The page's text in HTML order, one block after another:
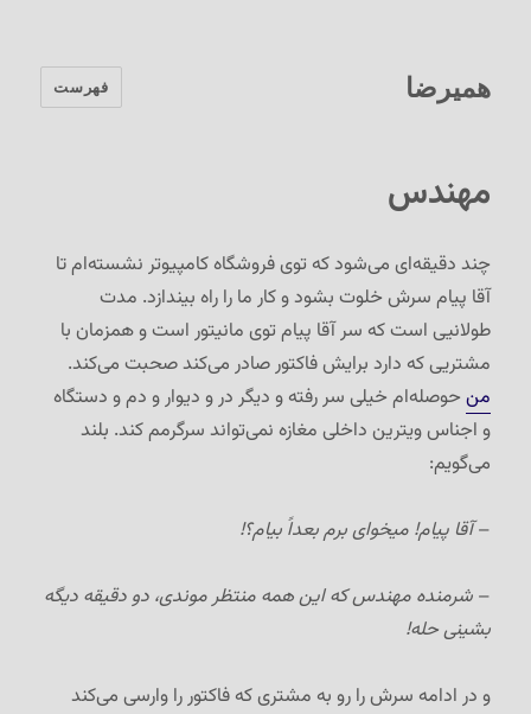
همیرضا فهرست
مهندس
چند دقیقه‌ای می‌شود که توی فروشگاه کامپیوتر نشسته‌ام تا
آقا پیام سرش خلوت بشود و کار ما را راه بیندازد. مدت
طولانیی است که سر آقا پیام توی مانیتور است و همزمان با
مشتریی که دارد برایش فاکتور صادر می‌کند صحبت می‌کند.
من حوصله‌ام خیلی سر رفته و دیگر در و دیوار و دم و دستگاه
و اجناس ویترین داخلی مغازه نمی‌تواند سرگرمم کند. بلند
می‌گویم:
–آقا پیام! میخوای برم بعداً بیام؟!
–شرمنده مهندس که این همه منتظر موندی، دو دقیقه دیگه
بشینی حله!
و در ادامه سرش را رو به مشتری که فاکتور را وارسی می‌کند